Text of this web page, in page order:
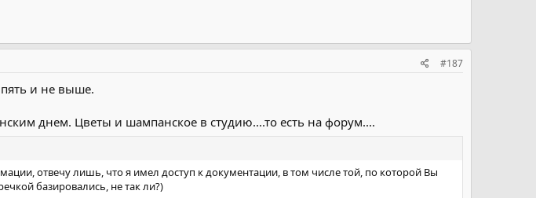
#187
и не выше.
днем. Цветы и шампанское в студию....то есть на форум....
отвечу лишь, что я имел доступ к документации, в том числе той, по которой Вы
базировались, не так ли?)